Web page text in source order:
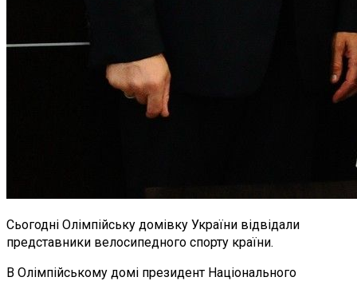
Сьогодні Олімпійську домівку України відвідали
представники велосипедного спорту країни.
В Олімпійському домі президент Національного